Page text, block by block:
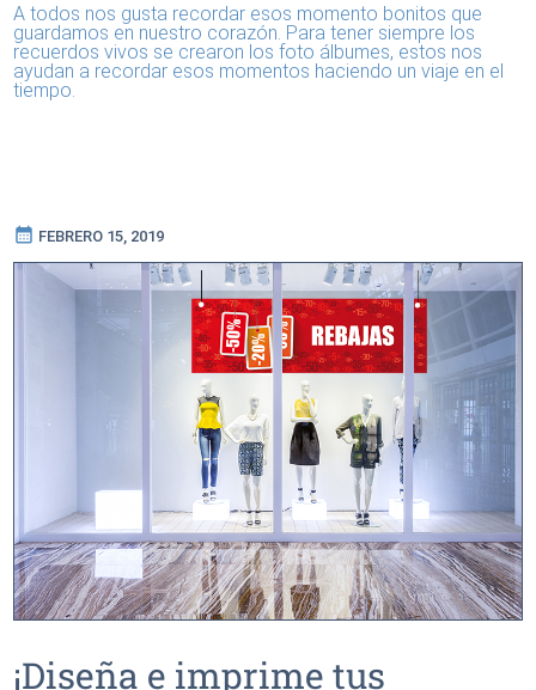
A todos nos gusta recordar esos momento bonitos que
guardamos en nuestro corazón. Para tener siempre los
recuerdos vivos se crearon los foto álbumes, estos nos
ayudan a recordar esos momentos haciendo un viaje en el
tiempo.
calendar_month FEBRERO 15, 2019
¡Diseña e imprime tus